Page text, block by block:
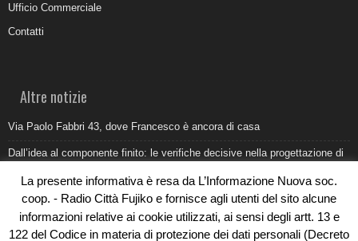
Ufficio Commerciale
Contatti
Altre notizie
Via Paolo Fabbri 43, dove Francesco è ancora di casa
Dall’idea al componente finito: le verifiche decisive nella progettazione di
Belvedere Marittimo e il report ARPACAL 2026 sulla qualità del mare
Come organizzare e allestire una camera ardente per l’ultimo saluto
La presente informativa è resa da L’Informazione Nuova soc.
coop. - Radio Città Fujiko e fornisce agli utenti del sito alcune
informazioni relative ai cookie utilizzati, ai sensi degli artt. 13 e
122 del Codice in materia di protezione dei dati personali (Decreto